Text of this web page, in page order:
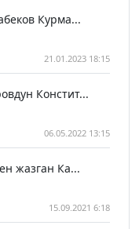
Курма...
21.01.2023 18:15
Констит...
06.05.2022 13:15
жазган Ка...
15.09.2021 6:18